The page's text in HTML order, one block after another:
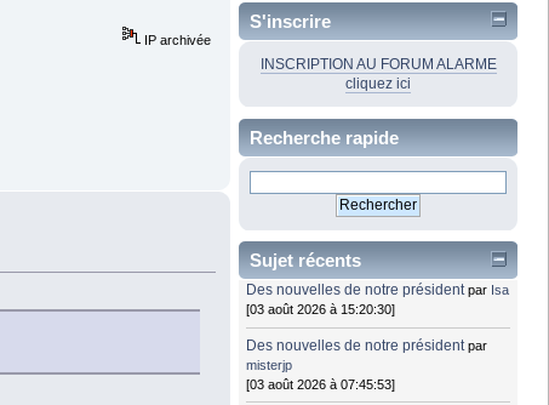
IP archivée
S'inscrire
INSCRIPTION AU FORUM ALARME
cliquez ici
Recherche rapide
Sujet récents
Des nouvelles de notre président par Isa
[03 août 2026 à 15:20:30]
Des nouvelles de notre président par
misterjp
[03 août 2026 à 07:45:53]